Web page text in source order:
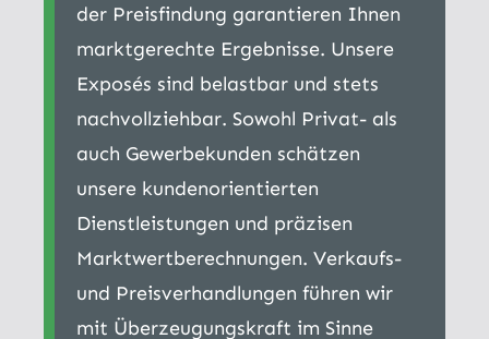
der Preisfindung garantieren Ihnen
marktgerechte Ergebnisse. Unsere
Exposés sind belastbar und stets
nachvollziehbar. Sowohl Privat- als
auch Gewerbekunden schätzen
unsere kundenorientierten
Dienstleistungen und präzisen
Marktwertberechnungen. Verkaufs-
und Preisverhandlungen führen wir
mit Überzeugungskraft im Sinne